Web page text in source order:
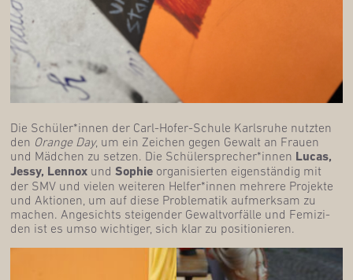
Die Schüler*innen der Carl-Hofer-Schu­le Karls­ru­he nutz­ten
den Oran­ge Day, um ein Zei­chen gegen Gewalt an Frau­en
und Mäd­chen zu set­zen. Die Schülersprecher*innen Lucas,
Jes­sy, Lenn­ox und Sophie orga­ni­sier­ten eigen­stän­dig mit
der SMV und vie­len wei­te­ren Helfer*innen meh­re­re Pro­jek­te
und Aktio­nen, um auf die­se Pro­ble­ma­tik auf­merk­sam zu
machen. Ange­sichts stei­gen­der Gewalt­vor­fäl­le und Femi­zi­
den ist es umso wich­ti­ger, sich klar zu positionieren.